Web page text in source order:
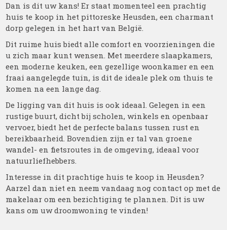
Dan is dit uw kans! Er staat momenteel een prachtig
huis te koop in het pittoreske Heusden, een charmant
dorp gelegen in het hart van België.
Dit ruime huis biedt alle comfort en voorzieningen die
u zich maar kunt wensen. Met meerdere slaapkamers,
een moderne keuken, een gezellige woonkamer en een
fraai aangelegde tuin, is dit de ideale plek om thuis te
komen na een lange dag.
De ligging van dit huis is ook ideaal. Gelegen in een
rustige buurt, dicht bij scholen, winkels en openbaar
vervoer, biedt het de perfecte balans tussen rust en
bereikbaarheid. Bovendien zijn er tal van groene
wandel- en fietsroutes in de omgeving, ideaal voor
natuurliefhebbers.
Interesse in dit prachtige huis te koop in Heusden?
Aarzel dan niet en neem vandaag nog contact op met de
makelaar om een bezichtiging te plannen. Dit is uw
kans om uw droomwoning te vinden!